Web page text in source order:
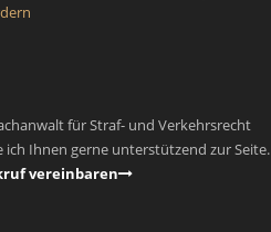
für Straf- und Verkehrsrecht
ich Ihnen gerne unterstützend zur Seite.
vereinbaren